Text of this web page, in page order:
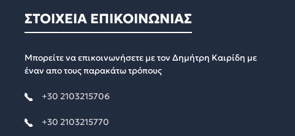
ΣΤΟΙΧΕΙΑ ΕΠΙΚΟΙΝΩΝΙΑΣ
Μπορείτε να επικοινωνήσετε με τον Δημήτρη Καιρίδη με
έναν απο τους παρακάτω τρόπους
+30 2103215706
+30 2103215770